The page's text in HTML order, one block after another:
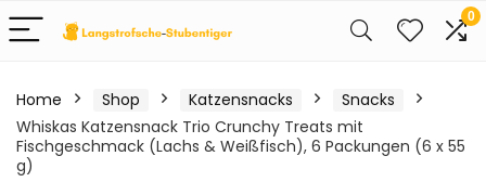
0
Home Shop Katzensnacks
Snacks
Whiskas Katzensnack Trio Crunchy Treats mit
Fischgeschmack (Lachs & Weißfisch), 6 Packungen (6 x 55
g)